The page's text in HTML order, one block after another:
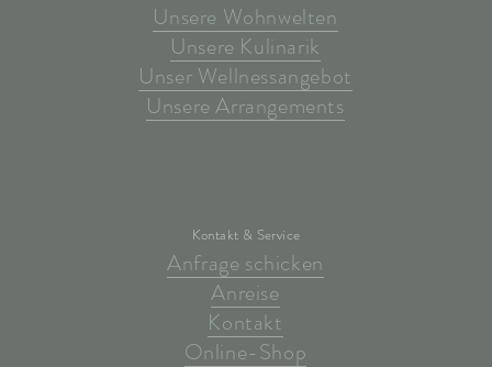
Unsere Wohnwelten
Unsere Kulinarik
Unser Wellnessangebot
Unsere Arrangements
Kontakt & Service
Anfrage schicken
Anreise
Kontakt
Online-Shop